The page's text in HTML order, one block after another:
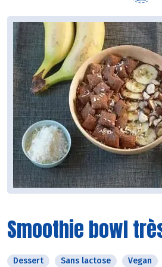
Smoothie bowl
Dessert Sans lactose Vegan